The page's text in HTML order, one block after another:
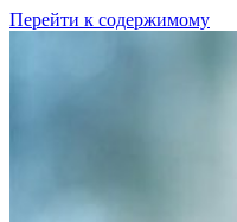
Перейти к содержимому